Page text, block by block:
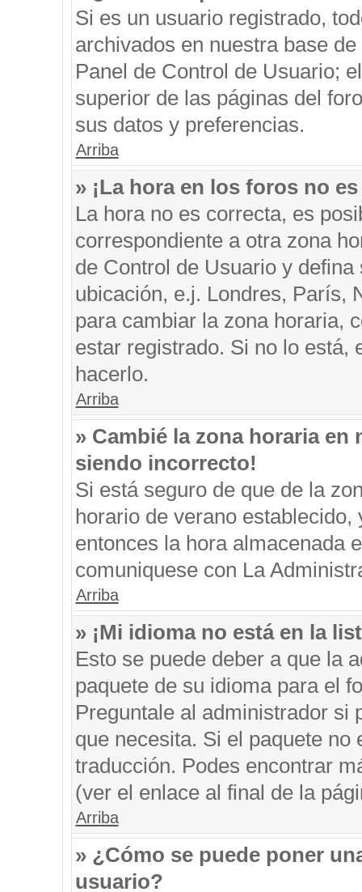
Si es un usuario registrado,
archivados en nuestra base
Panel de Control de Usuario;
superior de las páginas del
sus datos y preferencias.
Arriba
» ¡La hora en los foros no
La hora no es correcta, es
correspondiente a otra zona
de Control de Usuario y
ubicación, e.j. Londres, París,
para cambiar la zona horaria,
estar registrado. Si no lo está,
hacerlo.
Arriba
» Cambié la zona horaria
siendo incorrecto!
Si está seguro de que de la
horario de verano
entonces la hora almacenada
comuniquese con La
Arriba
» ¡Mi idioma no está en la
Esto se puede deber a que la
paquete de su idioma para el
Preguntale al administrador si
que necesita. Si el paquete
traducción. Podes encontrar
(ver el enlace al final de la
Arriba
» ¿Cómo se puede poner
usuario?